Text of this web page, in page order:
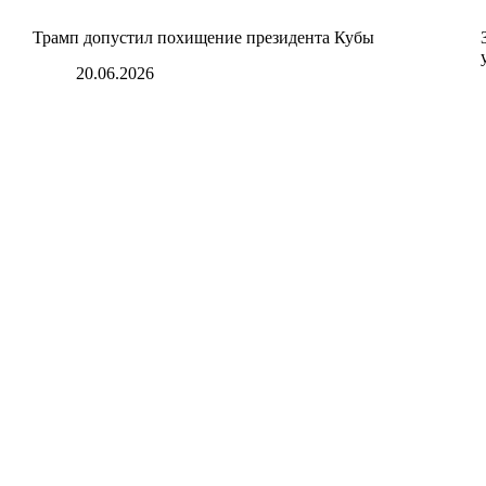
Трамп допустил похищение президента Кубы
20.06.2026